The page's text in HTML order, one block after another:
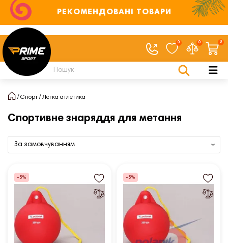
РЕКОМЕНДОВАНІ ТОВАРИ
0 0 0
Спорт Легка атлетика
Спортивне знаряддя для метання
-5% -5%